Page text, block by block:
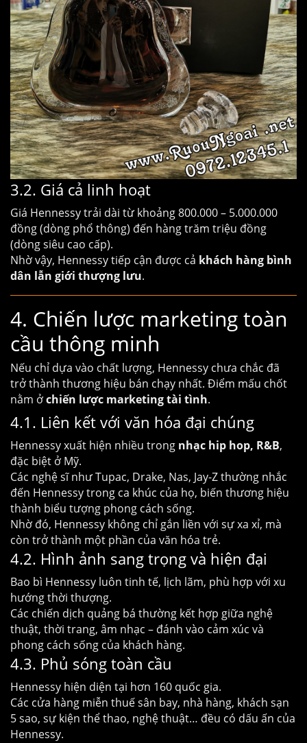
3.2. Giá cả linh hoạt
Giá Hennessy trải dài từ khoảng 800.000 – 5.000.000
đồng (dòng phổ thông) đến hàng trăm triệu đồng
(dòng siêu cao cấp).
Nhờ vậy, Hennessy tiếp cận được cả khách hàng bình
dân lẫn giới thượng lưu.
4. Chiến lược marketing toàn
cầu thông minh
Nếu chỉ dựa vào chất lượng, Hennessy chưa chắc đã
trở thành thương hiệu bán chạy nhất. Điểm mấu chốt
nằm ởchiến lược marketing tài tình.
4.1. Liên kết với văn hóa đại chúng
Hennessy xuất hiện nhiều trong nhạc hip hop, R&B,
đặc biệt ở Mỹ.
Các nghệ sĩ như Tupac, Drake, Nas, Jay-Z thường nhắc
đến Hennessy trong ca khúc của họ, biến thương hiệu
thành biểu tượng phong cách sống.
Nhờ đó, Hennessy không chỉ gắn liền với sự xa xỉ, mà
còn trở thành một phần của văn hóa trẻ.
4.2. Hình ảnh sang trọng và hiện đại
Bao bì Hennessy luôn tinh tế, lịch lãm, phù hợp với xu
hướng thời thượng.
Các chiến dịch quảng bá thường kết hợp giữa nghệ
thuật, thời trang, âm nhạc – đánh vào cảm xúc và
phong cách sống của khách hàng.
4.3. Phủ sóng toàn cầu
Hennessy hiện diện tại hơn 160 quốc gia.
Các cửa hàng miễn thuế sân bay, nhà hàng, khách sạn
5 sao, sự kiện thể thao, nghệ thuật… đều có dấu ấn của
Hennessy.